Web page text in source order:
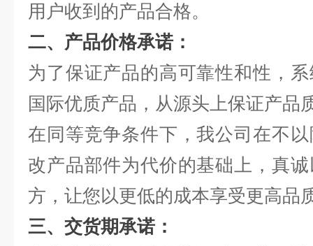
用户收到的产品合格。
二、产品价格承诺：
为了保证产品的高可靠性和性，
国际优质产品，从源头上保证产品
在同等竞争条件下，我公司在不
改产品部件为代价的基础上，真
方，让您以更低的成本享受更高品
三、交货期承诺：